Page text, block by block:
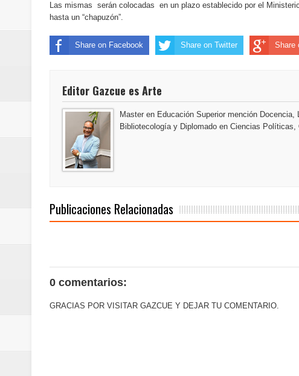
Banreservas otorga financiamientos
Banreservas recibe nuevamente la
Estable
Las mismas serán colocadas en un plazo establecido por el
hasta un “chapuzón”.
Share on Facebook Share on Twitter Share
Editor Gazcue es Arte
Master en Educación Superior mención
Bibliotecología y Diplomado en Ciencias
Publicaciones Relacionadas
0 comentarios:
GRACIAS POR VISITAR GAZCUE Y DEJAR TU COMENTARIO.